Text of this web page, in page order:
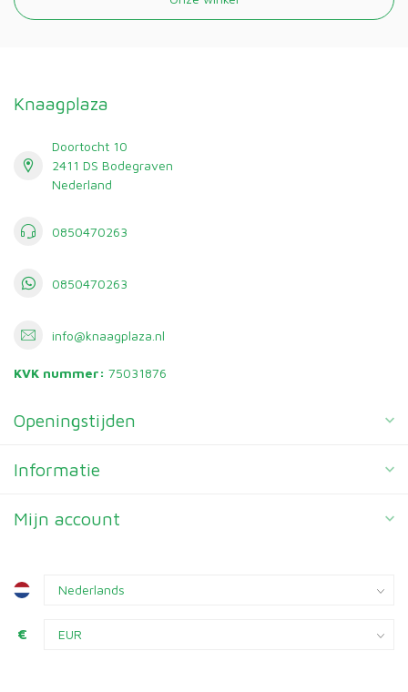
Knaagplaza
Doortocht 10
2411 DS Bodegraven
Nederland
0850470263
0850470263
info@knaagplaza.nl
KVK nummer: 75031876
Openingstijden
Informatie
Mijn account
€